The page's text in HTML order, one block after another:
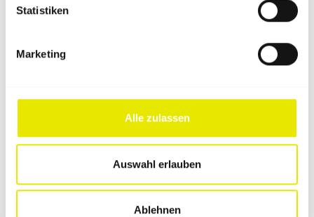
Statistiken
Marketing
Alle zulassen
Auswahl erlauben
Ablehnen